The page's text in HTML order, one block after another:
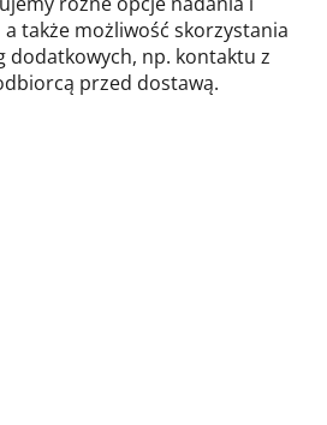
także możliwość skorzystania
dodatkowych, np. kontaktu z
przed dostawą.